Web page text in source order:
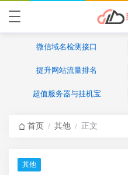
微信域名检测接口
提升网站流量排名
超值服务器与挂机宝
首页 / 其他 / 正文
其他